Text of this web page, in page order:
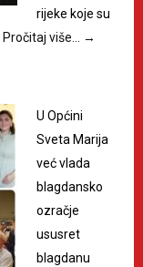
rijeke koje su
Pročitaj više… →
U Općini
Sveta Marija
već vlada
blagdansko
ozračje
ususret
blagdanu